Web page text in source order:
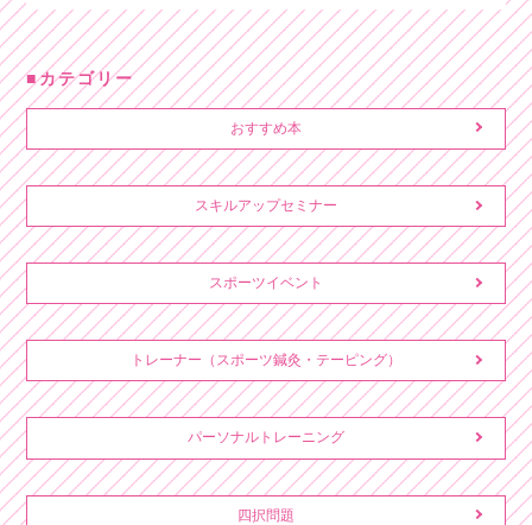
カテゴリー
おすすめ本
スキルアップセミナー
スポーツイベント
トレーナー（スポーツ鍼灸・テーピング）
パーソナルトレーニング
四択問題